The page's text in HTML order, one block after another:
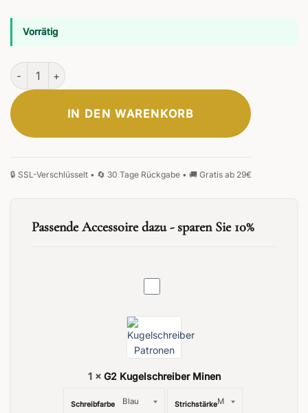
Vorrätig
Boscus Druckkugelschreiber Menge
IN DEN WARENKORB
Passende Accessoire dazu - sparen Sie 10%
1 × G2 Kugelschreiber Minen
Schreibfarbe Strichstärke